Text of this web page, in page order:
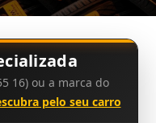
16) ou a marca do
pelo seu carro